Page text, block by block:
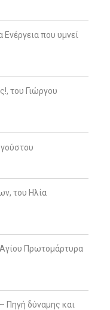
που υμνεί
του Γιώργου
του Ηλία
Πρωτομάρτυρα
Πηγή δύναμης και